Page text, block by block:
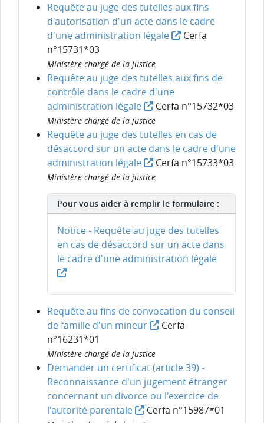
Requête au juge des tutelles aux fins
d'autorisation d'un acte dans le cadre
d'une administration légale
Cerfa
n°15731*03
Ministère chargé de la justice
Requête au juge des tutelles aux fins de
contrôle dans le cadre d'une
administration légale
Cerfa n°15732*03
Ministère chargé de la justice
Requête au juge des tutelles en cas de
désaccord sur un acte dans le cadre d'une
administration légale
Cerfa n°15733*03
Ministère chargé de la justice
Pour vous aider à remplir le formulaire :
Notice - Requête au juge des tutelles
en cas de désaccord sur un acte dans
le cadre d'une administration légale
Requête au fins de convocation du conseil
de famille d'un mineur
Cerfa
n°16231*01
Ministère chargé de la justice
Demander un certificat (article 39) -
Reconnaissance d'un jugement étranger
concernant un divorce ou l'exercice de
l'autorité parentale
Cerfa n°15987*01